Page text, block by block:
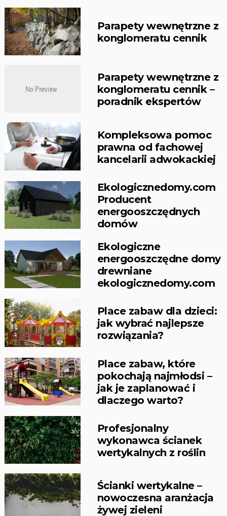
Parapety wewnętrzne z
konglomeratu cennik
Parapety wewnętrzne z
konglomeratu cennik –
poradnik ekspertów
Kompleksowa pomoc
prawna od fachowej
kancelarii adwokackiej
Ekologicznedomy.com
Producent
energooszczędnych
domów
Ekologiczne
energooszczędne domy
drewniane
ekologicznedomy.com
Place zabaw dla dzieci:
jak wybrać najlepsze
rozwiązania?
Place zabaw, które
pokochają najmłodsi –
jak je zaplanować i
dlaczego warto?
Profesjonalny
wykonawca ścianek
wertykalnych z roślin
Ścianki wertykalne –
nowoczesna aranżacja
żywej zieleni